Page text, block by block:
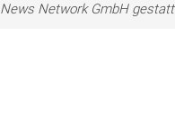
Network GmbH